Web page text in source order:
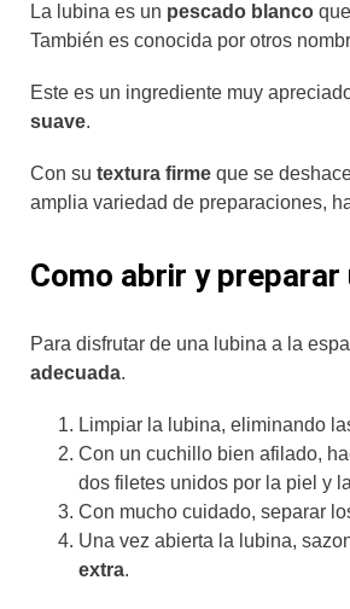
La lubina es un pescado blanco
También es conocida por otros
Este es un ingrediente muy
suave.
Con su textura firme que se
amplia variedad de preparaciones,
Como abrir y preparar
Para disfrutar de una lubina a la
adecuada.
Limpiar la lubina, eliminando
Con un cuchillo bien afilado,
dos filetes unidos por la piel y
Con mucho cuidado, separar
Una vez abierta la lubina,
extra.